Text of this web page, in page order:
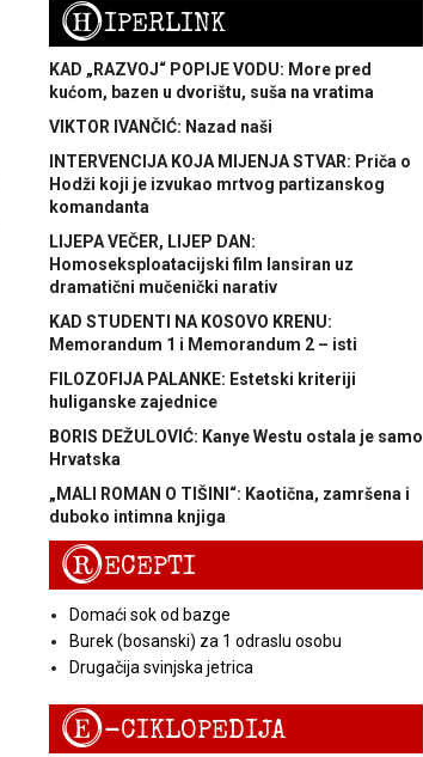
HIPERLINK
KAD „RAZVOJ“ POPIJE VODU: More pred
kućom, bazen u dvorištu, suša na vratima
VIKTOR IVANČIĆ: Nazad naši
INTERVENCIJA KOJA MIJENJA STVAR: Priča o
Hodži koji je izvukao mrtvog partizanskog
komandanta
LIJEPA VEČER, LIJEP DAN:
Homoseksploatacijski film lansiran uz
dramatični mučenički narativ
KAD STUDENTI NA KOSOVO KRENU:
Memorandum 1 i Memorandum 2 – isti
FILOZOFIJA PALANKE: Estetski kriteriji
huliganske zajednice
BORIS DEŽULOVIĆ: Kanye Westu ostala je samo
Hrvatska
„MALI ROMAN O TIŠINI“: Kaotična, zamršena i
duboko intimna knjiga
RECEPTI
Domaći sok od bazge
Burek (bosanski) za 1 odraslu osobu
Drugačija svinjska jetrica
E-CIKLOPEDIJA